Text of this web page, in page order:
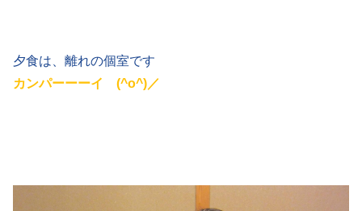
夕食は、離れの個室です
カンパーーーイ (^o^)／